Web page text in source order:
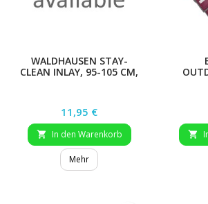
WALDHAUSEN STAY-
CLEAN INLAY, 95-105 CM,
Preis
11,95 €
 In den Warenkorb
Mehr
